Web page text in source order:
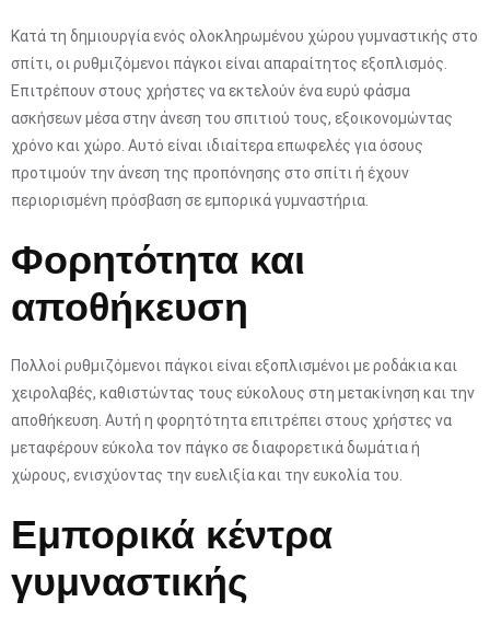
Κατά τη δημιουργία ενός ολοκληρωμένου χώρου γυμναστικής στο
σπίτι, οι ρυθμιζόμενοι πάγκοι είναι απαραίτητος εξοπλισμός.
Επιτρέπουν στους χρήστες να εκτελούν ένα ευρύ φάσμα
ασκήσεων μέσα στην άνεση του σπιτιού τους, εξοικονομώντας
χρόνο και χώρο. Αυτό είναι ιδιαίτερα επωφελές για όσους
προτιμούν την άνεση της προπόνησης στο σπίτι ή έχουν
περιορισμένη πρόσβαση σε εμπορικά γυμναστήρια.
Φορητότητα και
αποθήκευση
Πολλοί ρυθμιζόμενοι πάγκοι είναι εξοπλισμένοι με ροδάκια και
χειρολαβές, καθιστώντας τους εύκολους στη μετακίνηση και την
αποθήκευση. Αυτή η φορητότητα επιτρέπει στους χρήστες να
μεταφέρουν εύκολα τον πάγκο σε διαφορετικά δωμάτια ή
χώρους, ενισχύοντας την ευελιξία και την ευκολία του.
Εμπορικά κέντρα
γυμναστικής